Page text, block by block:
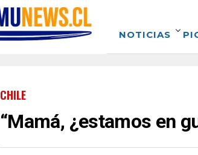
NOTICIAS
CHILE
“Mamá, ¿estamos en